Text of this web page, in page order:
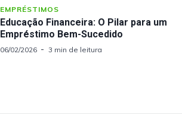
EMPRÉSTIMOS
Educação Financeira: O Pilar para um
Empréstimo Bem-Sucedido
06/02/2026 3 min de leitura